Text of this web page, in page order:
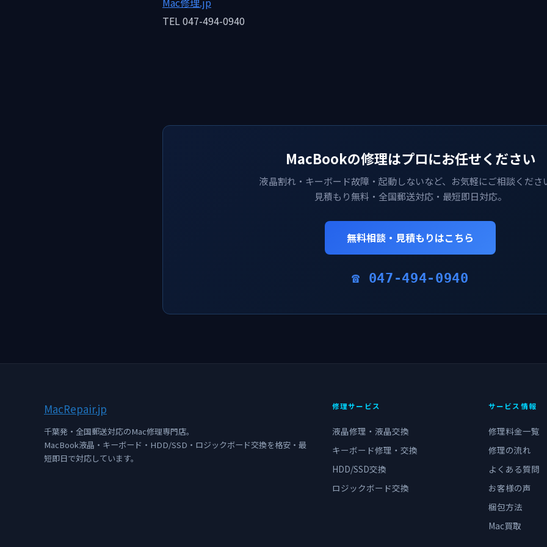
TEL 047-494-0940
MacBookの修理はプロにお任せください
液晶割れ・キーボード故障・起動しないなど、お気軽にご相談くださ
見積もり無料・全国郵送対応・最短即日対応。
無料相談・見積もりはこちら
☎ 047-494-0940
MacRepair.jp
千葉発・全国郵送対応のMac修理専門店。
MacBook液晶・キーボード・HDD/SSD・ロジックボード交換を格安・最
短即日で対応しています。
修理サービス
液晶修理・液晶交換
キーボード修理・交換
HDD/SSD交換
ロジックボード交換
サービス情報
修理料金一覧
修理の流れ
よくある質問
お客様の声
梱包方法
Mac買取